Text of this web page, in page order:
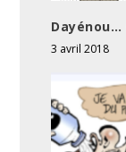
3 avril 2018